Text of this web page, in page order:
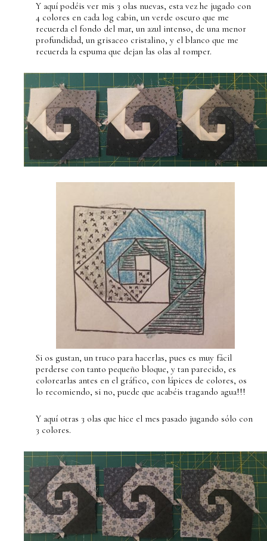
Y aquí podéis ver mis 3 olas nuevas, esta vez he jugado con
4 colores en cada log cabin, un verde oscuro que me
recuerda el fondo del mar, un azul intenso, de una menor
profundidad, un grisaceo cristalino, y el blanco que me
recuerda la espuma que dejan las olas al romper.
Si os gustan, un truco para hacerlas, pues es muy fácil
perderse con tanto pequeño bloque, y tan parecido, es
colorearlas antes en el gráfico, con lápices de colores, os
lo recomiendo, si no, puede que acabéis tragando agua!!!
Y aquí otras 3 olas que hice el mes pasado jugando sólo con
3 colores.